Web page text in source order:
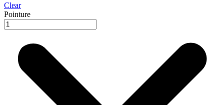
Clear
Pointure